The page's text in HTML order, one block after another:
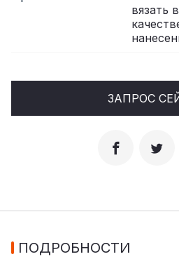
вязать
ЗАПРОС
ПОДРОБНОСТИ